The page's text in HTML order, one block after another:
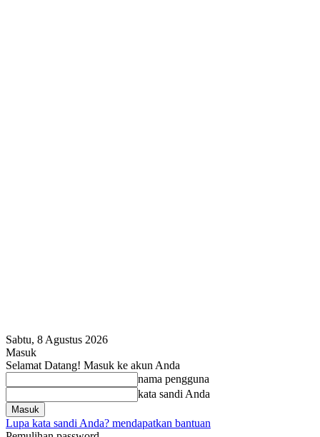
Sabtu, 8 Agustus 2026
Masuk
Selamat Datang! Masuk ke akun Anda
nama pengguna
kata sandi Anda
Lupa kata sandi Anda? mendapatkan bantuan